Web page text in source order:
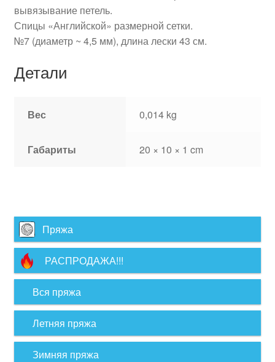
вывязывание петель.
Спицы «Английской» размерной сетки.
№7 (диаметр ~ 4,5 мм), длина лески 43 см.
Детали
Вес 0,014 kg
Габариты 20 × 10 × 1 cm
Пряжа
РАСПРОДАЖА!!!
Вся пряжа
Летняя пряжа
Зимняя пряжа